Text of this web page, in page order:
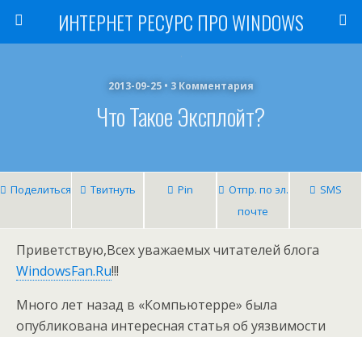
ИНТЕРНЕТ РЕСУРС ПРО WINDOWS
2013-09-25 • 3 Комментария
Что Такое Эксплойт?
Поделиться Твитнуть Pin
Отпр. по эл.
почте
SMS
Приветствую,Всех уважаемых читателей блога
WindowsFan.Ru!!!
Много лет назад в «Компьютерре» была
опубликована интересная статья об уязвимости